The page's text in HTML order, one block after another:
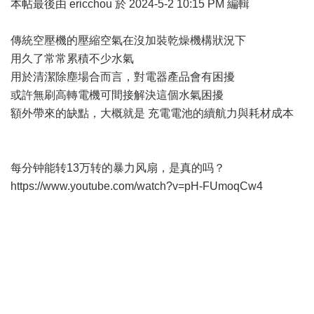
本帖最後由 ericchou 於 2024-5-2 10:15 PM 編輯
傳統空壓機的壓縮空氣在沒加裝乾燥機構狀況下
用久了常常累積不少水氣
用於清潔除塵場合而言，對電器產品會有困擾
或許無刷高轉電機可間接解決這個水氣困擾
額外帶來的缺點，大概就是 充電電池的續航力與耗材成本
每分钟能转13万转的暴力风扇，是真的吗？
https://www.youtube.com/watch?v=pH-FUmoqCw4